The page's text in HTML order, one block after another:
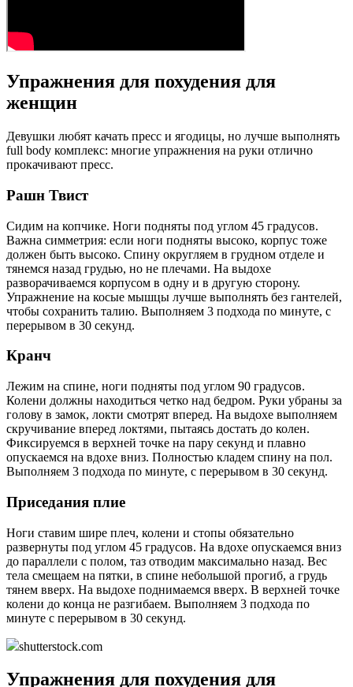
Упражнения для похудения для
женщин
Девушки любят качать пресс и ягодицы, но лучше выполнять
full body комплекс: многие упражнения на руки отлично
прокачивают пресс.
Рашн Твист
Сидим на копчике. Ноги подняты под углом 45 градусов.
Важна симметрия: если ноги подняты высоко, корпус тоже
должен быть высоко. Спину округляем в грудном отделе и
тянемся назад грудью, но не плечами. На выдохе
разворачиваемся корпусом в одну и в другую сторону.
Упражнение на косые мышцы лучше выполнять без гантелей,
чтобы сохранить талию. Выполняем 3 подхода по минуте, с
перерывом в 30 секунд.
Кранч
Лежим на спине, ноги подняты под углом 90 градусов.
Колени должны находиться четко над бедром. Руки убраны за
голову в замок, локти смотрят вперед. На выдохе выполняем
скручивание вперед локтями, пытаясь достать до колен.
Фиксируемся в верхней точке на пару секунд и плавно
опускаемся на вдохе вниз. Полностью кладем спину на пол.
Выполняем 3 подхода по минуте, с перерывом в 30 секунд.
Приседания плие
Ноги ставим шире плеч, колени и стопы обязательно
развернуты под углом 45 градусов. На вдохе опускаемся вниз
до параллели с полом, таз отводим максимально назад. Вес
тела смещаем на пятки, в спине небольшой прогиб, а грудь
тянем вверх. На выдохе поднимаемся вверх. В верхней точке
колени до конца не разгибаем. Выполняем 3 подхода по
минуте с перерывом в 30 секунд.
shutterstock.com
Упражнения для похудения для